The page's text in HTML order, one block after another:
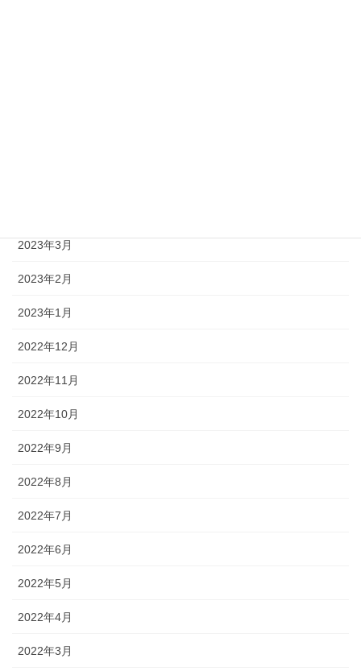
2023年3月
2023年2月
2023年1月
2022年12月
2022年11月
2022年10月
2022年9月
2022年8月
2022年7月
2022年6月
2022年5月
2022年4月
2022年3月